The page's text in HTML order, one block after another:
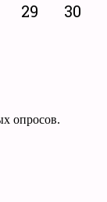
29
30
опросов.